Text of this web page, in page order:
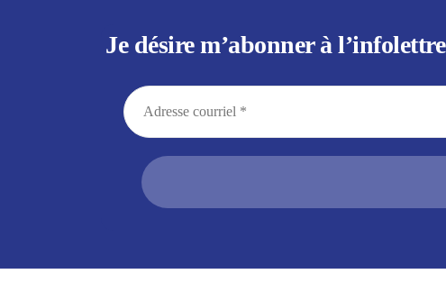
Je désire m’abonner à l’infolettre